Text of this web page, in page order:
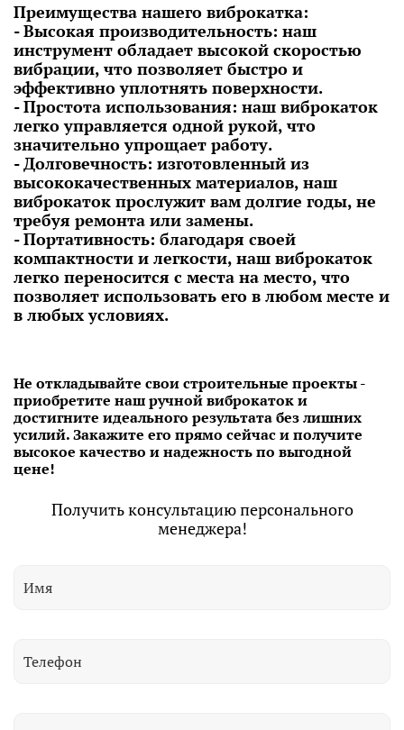
Преимущества нашего виброкатка:
- Высокая производительность: наш
инструмент обладает высокой скоростью
вибрации, что позволяет быстро и
эффективно уплотнять поверхности.
- Простота использования: наш виброкаток
легко управляется одной рукой, что
значительно упрощает работу.
- Долговечность: изготовленный из
высококачественных материалов, наш
виброкаток прослужит вам долгие годы, не
требуя ремонта или замены.
- Портативность: благодаря своей
компактности и легкости, наш виброкаток
легко переносится с места на место, что
позволяет использовать его в любом месте и
в любых условиях.
Не откладывайте свои строительные проекты -
приобретите наш ручной виброкаток и
достигните идеального результата без лишних
усилий. Закажите его прямо сейчас и получите
высокое качество и надежность по выгодной
цене!
Получить консультацию персонального
менеджера!